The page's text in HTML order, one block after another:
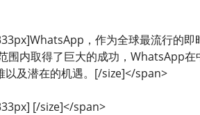
，作为全球最流行的即
围内取得了巨大的成功，WhatsApp
以及潜在的机遇。[/size]</span>
[/size]</span>